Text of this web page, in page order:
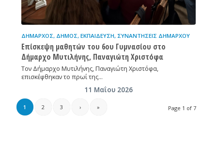
ΔΉΜΑΡΧΟΣ, ΔΉΜΟΣ, ΕΚΠΑΊΔΕΥΣΗ, ΣΥΝΑΝΤΉΣΕΙΣ ΔΗΜΆΡΧΟΥ
Επίσκεψη μαθητών του 6ου Γυμνασίου στο
Δήμαρχο Μυτιλήνης, Παναγιώτη Χριστόφα
Τον Δήμαρχο Μυτιλήνης, Παναγιώτη Χριστόφα,
επισκέφθηκαν το πρωί της…
11 Μαΐου 2026
Page 1 of 7
1 2 3 › »